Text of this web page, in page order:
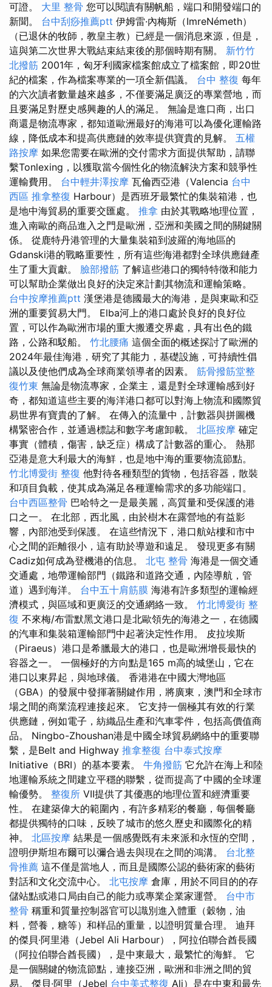
可證。 大里 整骨 您可以閱讀有關帆船，端口和開發端口的
新聞。 台中刮痧推薦ptt 伊姆雷·內梅斯（ImreNémeth）
（已退休的牧師，教皇主教）已經是一個消息來源，但是，
這與第二次世界大戰結束結束後的那個時期有關。 新竹竹
北撥筋 2001年，匈牙利國家檔案館成立了檔案館，即20世
紀的檔案，作為檔案專業的一項全新倡議。 台中 整復 每年
的六次讀者數量越來越多，不僅要滿足廣泛的專業營地，而
且要滿足對歷史感興趣的人的滿足。 無論是進口商，出口
商還是物流專家，都知道歐洲最好的海港可以為優化運輸路
線，降低成本和提高供應鏈的效率提供寶貴的見解。 五權
路按摩 如果您需要在歐洲的交付需求方面提供幫助，請聯
繫Tonlexing，以獲取當今個性化的物流解決方案和競爭性
運輸費用。 台中輕井澤按摩 瓦倫西亞港（Valencia 台中
西區 推拿整復 Harbour）是西班牙最繁忙的集裝箱港，也
是地中海貿易的重要交匯處。 推拿 由於其戰略地理位置，
進入南歐的商品進入之門是歐洲，亞洲和美國之間的關鍵關
係。 從鹿特丹港管理的大量集裝箱到波羅的海地區的
Gdanski港的戰略重要性，所有這些海港都對全球供應鏈產
生了重大貢獻。 臉部撥筋 了解這些港口的獨特特徵和能力
可以幫助企業做出良好的決定來計劃其物流和運輸策略。
台中按摩推薦ptt 漢堡港是德國最大的海港，是與東歐和亞
洲的重要貿易大門。 Elba河上的港口處於良好的良好位
置，可以作為歐洲市場的重大搬遷交界處，具有出色的鐵
路，公路和駁船。 竹北腰痛 這個全面的概述探討了歐洲的
2024年最佳海港，研究了其能力，基礎設施，可持續性倡
議以及使他們成為全球商業領導者的因素。 筋骨撥筋堂整
復竹東 無論是物流專家，企業主，還是對全球運輸感到好
奇，都知道這些主要的海洋港口都可以對海上物流和國際貿
易世界有寶貴的了解。 在傳入的流量中，計數器與拼圖機
構緊密合作，並通過標誌和數字考慮卸載。 北區按摩 確定
事實（體積，傷害，缺乏症）構成了計數器的重心。 熱那
亞港是意大利最大的海鮮，也是地中海的重要物流節點。
竹北博愛街 整復 他對待各種類型的貨物，包括容器，散裝
和項目負載，使其成為滿足各種運輸需求的多功能端口。
台中西區整骨 巴哈特之一是最美麗，高質量和受保護的港
口之一。 在北部，西北風，由於樹木在露營地的有益影
響，內部池受到保護。 在這些情況下，港口航站樓和市中
心之間的距離很小，這有助於導遊和遠足。 發現更多有關
Cadiz如何成為登機港的信息。 北屯 整骨 海港是一個交通
交通處，地帶運輸部門（鐵路和道路交通，內陸導航，管
道）遇到海洋。 台中五十肩筋膜 海港有許多類型的運輸經
濟模式，與區域和更廣泛的交通網絡一致。 竹北博愛街 整
復 不來梅/布雷默黑文港口是北歐領先的海港之一，在德國
的汽車和集裝箱運輸部門中起著決定性作用。 皮拉埃斯
（Piraeus）港口是希臘最大的港口，也是歐洲增長最快的
容器之一。 一個極好的方向點是165 m高的城堡山，它在
港口以東昇起，與地球儀。 香港港在中國大灣地區
（GBA）的發展中發揮著關鍵作用，將廣東，澳門和全球市
場之間的商業流程連接起來。 它支持一個極其有效的行業
供應鏈，例如電子，紡織品生產和汽車零件，包括高價值商
品。 Ningbo-Zhoushan港是中國全球貿易網絡中的重要聯
繫，是Belt and Highway 推拿整復 台中泰式按摩
Initiative（BRI）的基本要素。 牛角撥筋 它允許在海上和陸
地運輸系統之間建立平穩的聯繫，從而提高了中國的全球運
輸優勢。 整復所 VII提供了其優惠的地理位置和經濟重要
性。 在建築偉大的範圍內，有許多精彩的餐廳，每個餐廳
都提供獨特的口味，反映了城市的悠久歷史和國際化的精
神。 北區按摩 結果是一個感覺既有未來派和永恆的空間，
證明伊斯坦布爾可以彌合過去與現在之間的鴻溝。 台北整
骨推薦 這不僅是當地人，而且是國際公認的藝術家的藝術
對話和文化交流中心。 北屯按摩 倉庫，用於不同目的的存
儲站點或港口局由自己的能力或專業企業家運營。 台中市
整骨 稱重和質量控制器官可以識別進入體重（穀物，油
料，營養，糖等）和样品的重量，以證明質量合理。 迪拜
的傑貝·阿里港（Jebel Ali Harbour），阿拉伯聯合酋長國
（阿拉伯聯合酋長國），是中東最大，最繁忙的海鮮。 它
是一個關鍵的物流節點，連接亞洲，歐洲和非洲之間的貿
易。 傑貝·阿里（Jebel 台中美式整復 Ali）是在中東和最先